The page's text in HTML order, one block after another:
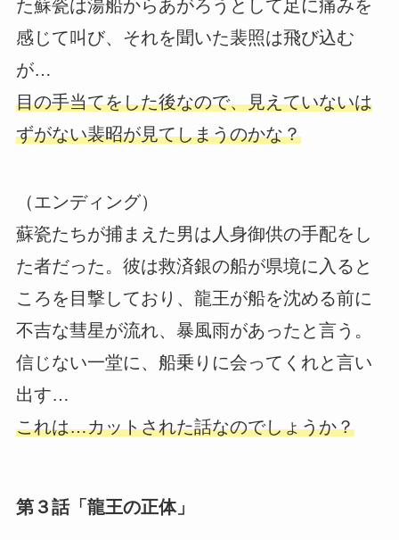
た蘇瓷は湯船からあがろうとして足に痛みを
感じて叫び、それを聞いた裴照は飛び込む
が…
目の手当てをした後なので、見えていないは
ずがない裴昭が見てしまうのかな？
（エンディング）
蘇瓷たちが捕まえた男は人身御供の手配をし
た者だった。彼は救済銀の船が県境に入ると
ころを目撃しており、龍王が船を沈める前に
不吉な彗星が流れ、暴風雨があったと言う。
信じない一堂に、船乗りに会ってくれと言い
出す…
これは…カットされた話なのでしょうか？
第３話「龍王の正体」